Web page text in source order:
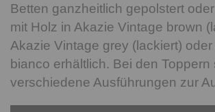
Betten ganzheitlich gepolstert
mit Holz in Akazie Vintage brown
Akazie Vintage grey (lackiert)
bianco erhältlich. Bei den Toppern
verschiedene Ausführungen zur